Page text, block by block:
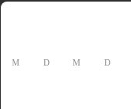
M D M D